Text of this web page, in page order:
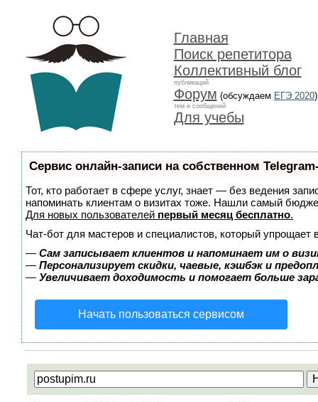
Главная
Поиск репетитора
Коллективный блог
публикаций
Форум (обсуждаем ЕГЭ 2020)
тем и сообщений
Для учебы
Сервис онлайн-записи на собственном
Тот, кто работает в сфере услуг, знает — без ведения
напоминать клиентам о визитах тоже. Нашли самый
Для новых пользователей первый месяц бесплатно.
Чат-бот для мастеров и специалистов, который упрощает
— Сам записывает клиентов и напоминает им о
— Персонализирует скидки, чаевые, кэшбэк и
— Увеличивает доходимость и помогает больше
Начать пользоваться сервисом